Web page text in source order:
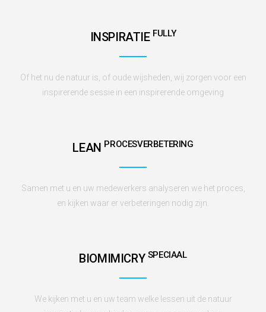
INSPIRATIE FULLY
Of het nu de natuur is, of oude wijsheden, wij zorgen voor een
inspirerende sessie in een inspirerende omgeving
LEAN PROCESVERBETERING
Samen met u en uw medewerkers analyseren we het proces,
en kijken waar er verbeteringen nodig zijn.
BIOMIMICRY SPECIAAL
We kijken met u en uw team welke lessen uit de natuur